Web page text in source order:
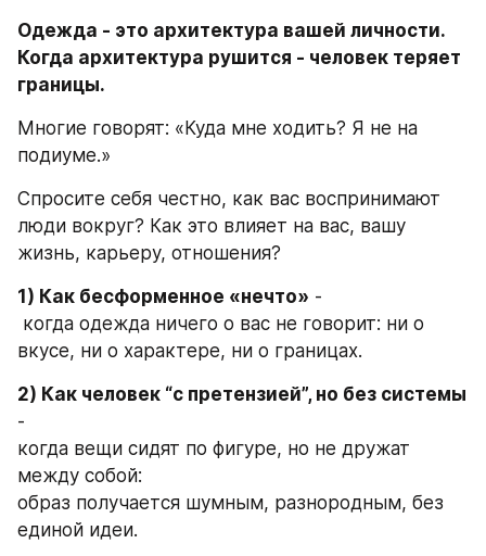
Одежда - это архитектура вашей личности.
Когда архитектура рушится - человек теряет
границы.
Многие говорят: «Куда мне ходить? Я не на
подиуме.»
Спросите себя честно, как вас воспринимают
люди вокруг? Как это влияет на вас, вашу
жизнь, карьеру, отношения?
1) Как бесформенное «нечто» -
вкусе, ни о характере, ни о границах.
2) Как человек “с претензией”, но без системы
-
когда вещи сидят по фигуре, но не дружат
между собой:
образ получается шумным, разнородным, без
единой идеи.